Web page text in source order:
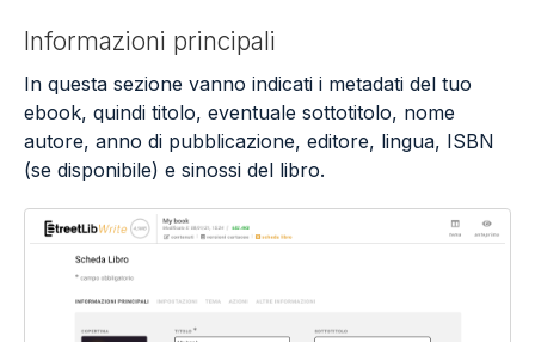
Informazioni principali
In questa sezione vanno indicati i metadati del tuo
ebook, quindi titolo, eventuale sottotitolo, nome
autore, anno di pubblicazione, editore, lingua, ISBN
(se disponibile) e sinossi del libro.